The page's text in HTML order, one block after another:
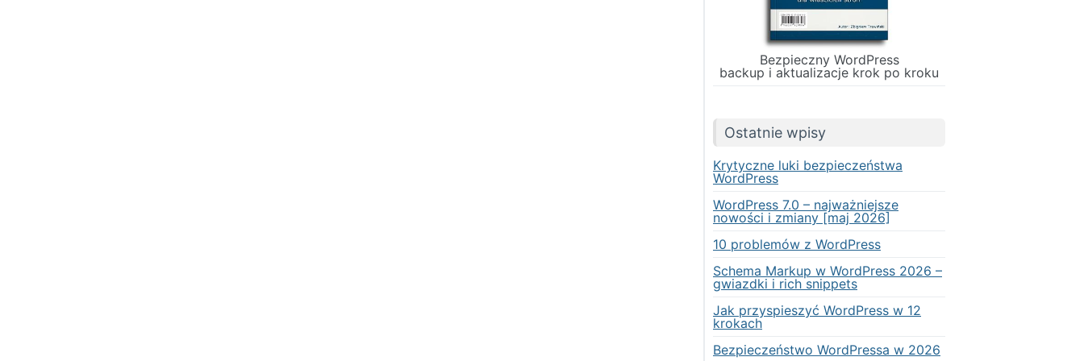
Bezpieczny WordPress
backup i aktualizacje krok po kroku
Ostatnie wpisy
Krytyczne luki bezpieczeństwa
WordPress
WordPress 7.0 – najważniejsze
nowości i zmiany [maj 2026]
10 problemów z WordPress
Schema Markup w WordPress 2026 –
gwiazdki i rich snippets
Jak przyspieszyć WordPress w 12
krokach
Bezpieczeństwo WordPressa w 2026